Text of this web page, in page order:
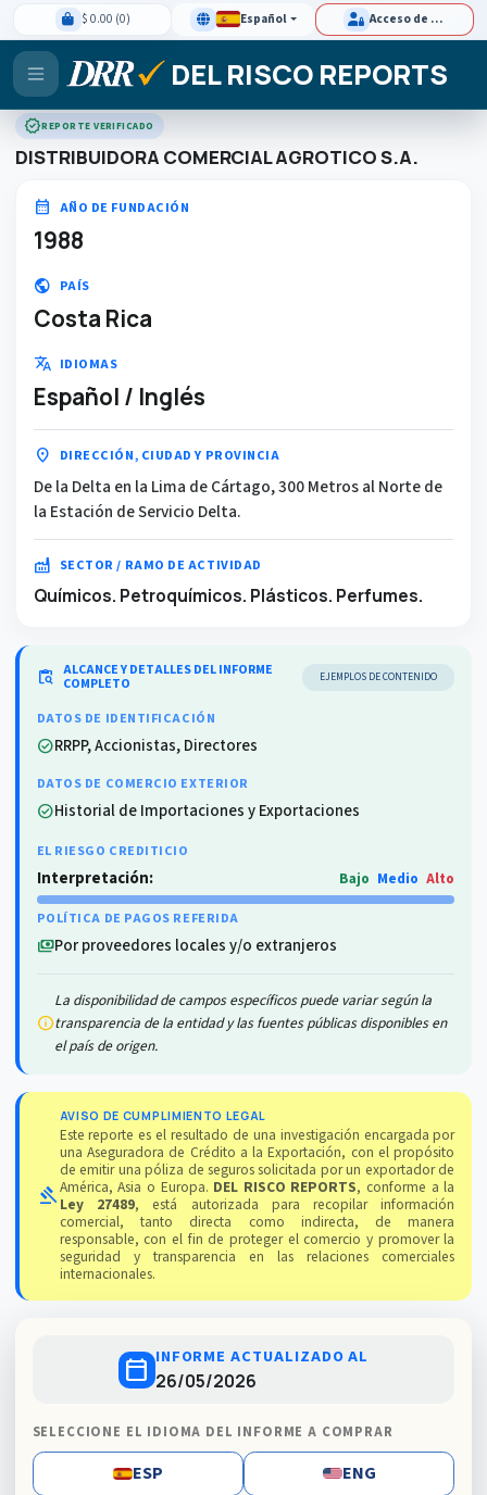
$ 0.00 (0) Español Acceso de clientes
DEL RISCO REPORTS
verifiedREPORTE VERIFICADO
DISTRIBUIDORA COMERCIAL AGROTICO S.A.
calendar_month AÑO DE FUNDACIÓN
1988
public PAÍS
Costa Rica
translate IDIOMAS
Español / Inglés
location_on DIRECCIÓN, CIUDAD Y PROVINCIA
De la Delta en la Lima de Cártago, 300 Metros al Norte de
la Estación de Servicio Delta.
factory SECTOR / RAMO DE ACTIVIDAD
Químicos. Petroquímicos. Plásticos. Perfumes.
content_paste_search ALCANCE Y DETALLES DEL INFORME
COMPLETO EJEMPLOS DE CONTENIDO
DATOS DE IDENTIFICACIÓN
check_circleRRPP, Accionistas, Directores
DATOS DE COMERCIO EXTERIOR
check_circleHistorial de Importaciones y Exportaciones
EL RIESGO CREDITICIO
Interpretación: Bajo Medio Alto
POLÍTICA DE PAGOS REFERIDA
paymentsPor proveedores locales y/o extranjeros
info
La disponibilidad de campos específicos puede variar según la
transparencia de la entidad y las fuentes públicas disponibles en
el país de origen.
gavel
AVISO DE CUMPLIMIENTO LEGAL
Este reporte es el resultado de una investigación encargada por
una Aseguradora de Crédito a la Exportación, con el propósito
de emitir una póliza de seguros solicitada por un exportador de
América, Asia o Europa. DEL RISCO REPORTS, conforme a la
Ley 27489, está autorizada para recopilar información
comercial, tanto directa como indirecta, de manera
responsable, con el fin de proteger el comercio y promover la
seguridad y transparencia en las relaciones comerciales
internacionales.
calendar_today INFORME ACTUALIZADO AL
26/05/2026
SELECCIONE EL IDIOMA DEL INFORME A COMPRAR
ESP ENG